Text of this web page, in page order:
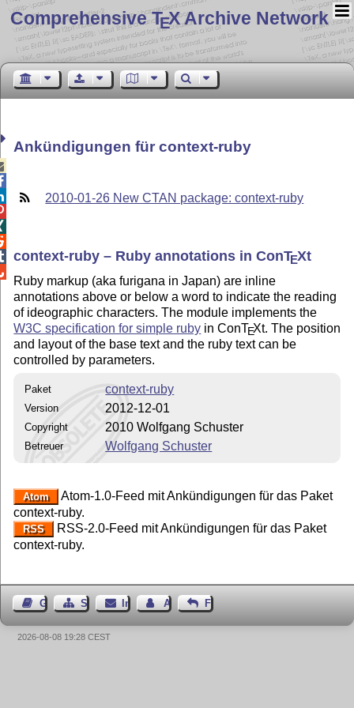
Comprehensive TEX Archive Network
Ankündigungen für context-ruby
2010-01-26 New CTAN package: context-ruby
context-ruby – Ruby annotations in ConTEXt
Ruby markup (aka furigana in Japan) are inline
annotations above or below a word to indicate the reading
of ideographic characters. The module implements the
W3C specification for simple ruby in ConTEXt. The position
and layout of the base text and the ruby text can be
controlled by parameters.
Paket context-ruby
Version 2012-12-01
Copyright 2010 Wolfgang Schuster
Betreuer Wolfgang Schuster
Atom
Atom-1.0-Feed mit Ankündigungen für das Paket
context-ruby.
RSS
RSS-2.0-Feed mit Ankündigungen für das Paket
context-ruby.
GästebuchSeiten-Struktur
ImpressumAutor kontaktieren
Feedback
2026-08-08 19:28 CEST